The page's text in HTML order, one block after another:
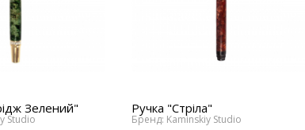
Зелений"
Studio
Ручка "Стріла"
Бренд: Kaminskiy Studio